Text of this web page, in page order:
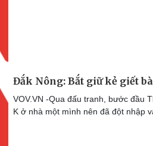
Đắk Nông: Bắt giữ kẻ giết
VOV.VN -Qua đấu tranh, bước đầu
K ở nhà một mình nên đã đột nhập